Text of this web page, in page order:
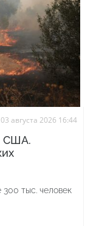
03 августа 2026 16:44
США.
тыс. человек